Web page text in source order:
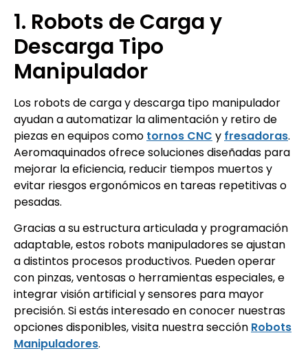
1. Robots de Carga y
Descarga Tipo
Manipulador
Los robots de carga y descarga tipo manipulador
ayudan a automatizar la alimentación y retiro de
piezas en equipos como tornos CNC y fresadoras.
Aeromaquinados ofrece soluciones diseñadas para
mejorar la eficiencia, reducir tiempos muertos y
evitar riesgos ergonómicos en tareas repetitivas o
pesadas.
Gracias a su estructura articulada y programación
adaptable, estos robots manipuladores se ajustan
a distintos procesos productivos. Pueden operar
con pinzas, ventosas o herramientas especiales, e
integrar visión artificial y sensores para mayor
precisión. Si estás interesado en conocer nuestras
opciones disponibles, visita nuestra sección Robots
Manipuladores.